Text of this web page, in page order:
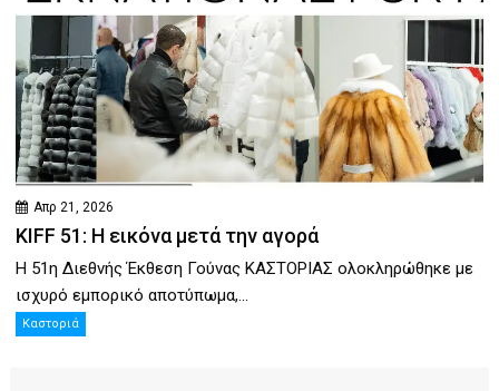
Απρ 21, 2026
KIFF 51: Η εικόνα μετά την αγορά
Η 51η Διεθνής Έκθεση Γούνας ΚΑΣΤΟΡΙΑΣ ολοκληρώθηκε με
ισχυρό εμπορικό αποτύπωμα,...
Καστοριά